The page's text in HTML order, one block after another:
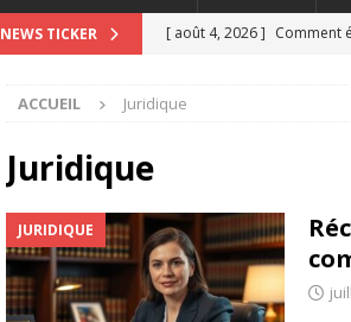
NEWS TICKER [ août 4, 2026 ] Comment
[ août 3, 2026 ]
[ août 6, 2026 ] Les bases
ACCUEIL Juridique
Juridique
JURIDIQUE